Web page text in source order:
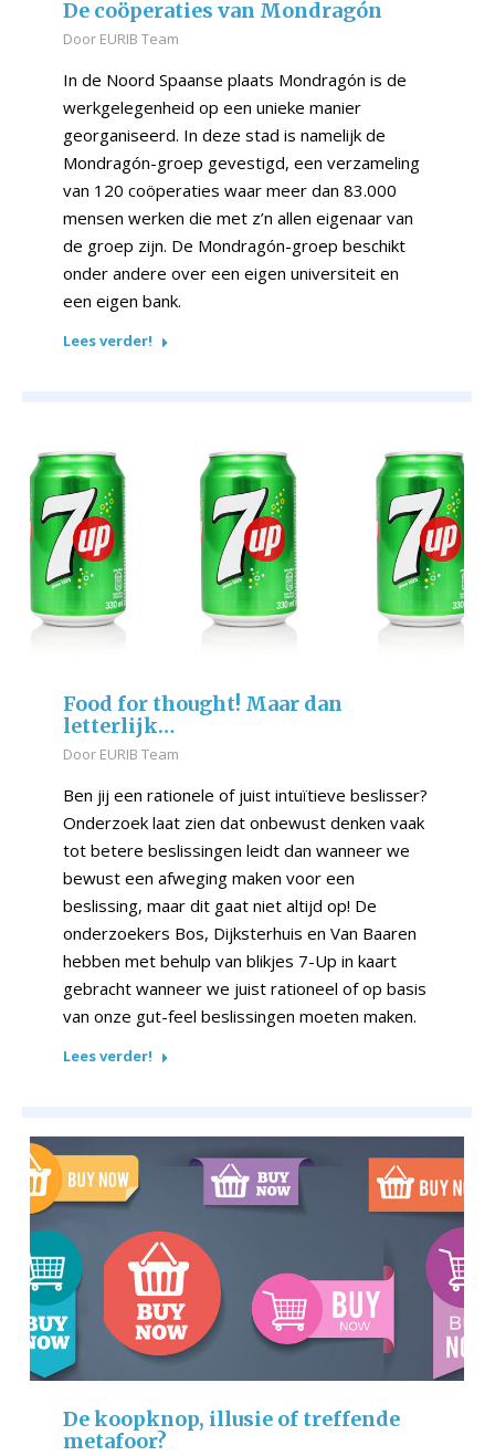
De coöperaties van Mondragón
Door EURIB Team
In de Noord Spaanse plaats Mondragón is de
werkgelegenheid op een unieke manier
georganiseerd. In deze stad is namelijk de
Mondragón-groep gevestigd, een verzameling
van 120 coöperaties waar meer dan 83.000
mensen werken die met z’n allen eigenaar van
de groep zijn. De Mondragón-groep beschikt
onder andere over een eigen universiteit en
een eigen bank.
Lees verder!
Food for thought! Maar dan
letterlijk…
Door EURIB Team
Ben jij een rationele of juist intuïtieve beslisser?
Onderzoek laat zien dat onbewust denken vaak
tot betere beslissingen leidt dan wanneer we
bewust een afweging maken voor een
beslissing, maar dit gaat niet altijd op! De
onderzoekers Bos, Dijksterhuis en Van Baaren
hebben met behulp van blikjes 7-Up in kaart
gebracht wanneer we juist rationeel of op basis
van onze gut-feel beslissingen moeten maken.
Lees verder!
De koopknop, illusie of treffende
metafoor?